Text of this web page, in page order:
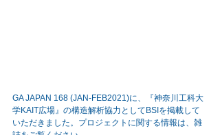
GA JAPAN 168 (JAN-FEB2021)に、『神奈川工科大
学KAIT広場』の構造解析協力としてBSIを掲載して
いただきました。プロジェクトに関する情報は、雑